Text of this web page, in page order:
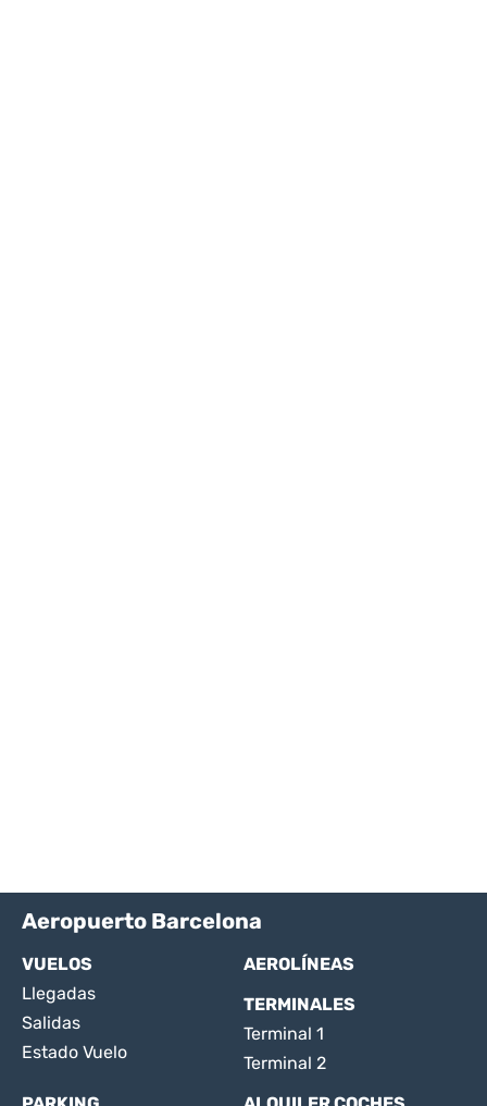
Aeropuerto Barcelona
VUELOS
Llegadas
Salidas
Estado Vuelo
AEROLÍNEAS
TERMINALES
Terminal 1
Terminal 2